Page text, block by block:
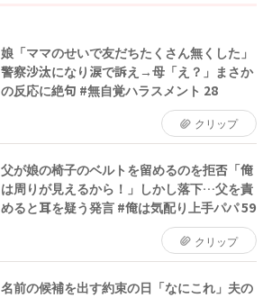
娘「ママのせいで友だちたくさん無くした」
警察沙汰になり涙で訴え→母「え？」まさか
の反応に絶句 #無自覚ハラスメント 28
クリップ
父が娘の椅子のベルトを留めるのを拒否「俺
は周りが見えるから！」しかし落下…父を責
めると耳を疑う発言 #俺は気配り上手パパ 59
クリップ
名前の候補を出す約束の日「なにこれ」夫の